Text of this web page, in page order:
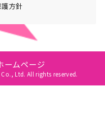
方針
ームページ
Ltd. All rights reserved.